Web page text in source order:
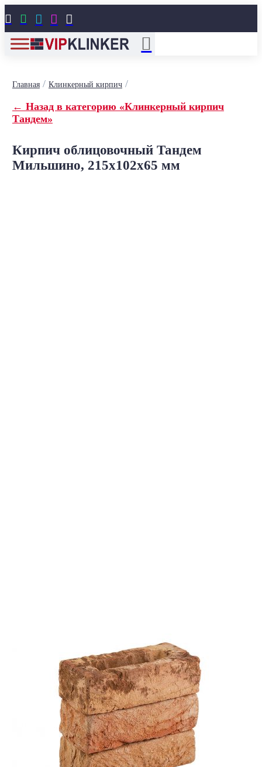
    
Главная/ Клинкерный кирпич/
← Назад в категорию «Клинкерный кирпич
Тандем»
Кирпич облицовочный Тандем
Мильшино, 215x102x65 мм